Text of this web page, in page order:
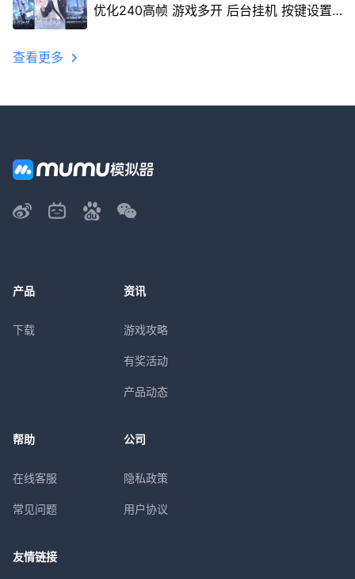
优化240高帧 游戏多开 后台挂机 按键设置
查看更多
产品
下载
资讯
游戏攻略
有奖活动
产品动态
帮助
在线客服
常见问题
公司
隐私政策
用户协议
友情链接